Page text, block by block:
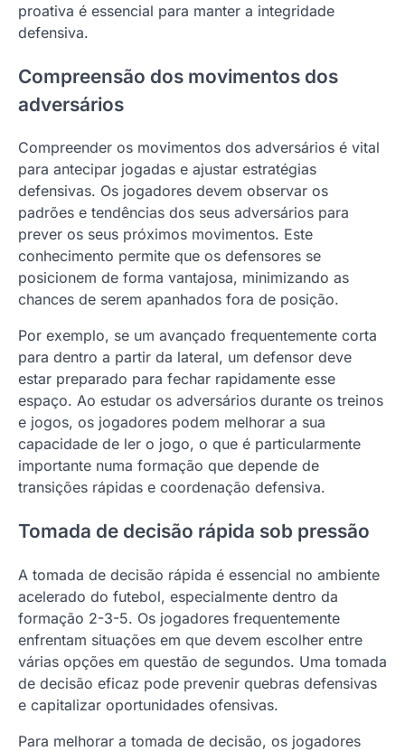
proativa é essencial para manter a integridade
defensiva.
Compreensão dos movimentos dos
adversários
Compreender os movimentos dos adversários é vital
para antecipar jogadas e ajustar estratégias
defensivas. Os jogadores devem observar os
padrões e tendências dos seus adversários para
prever os seus próximos movimentos. Este
conhecimento permite que os defensores se
posicionem de forma vantajosa, minimizando as
chances de serem apanhados fora de posição.
Por exemplo, se um avançado frequentemente corta
para dentro a partir da lateral, um defensor deve
estar preparado para fechar rapidamente esse
espaço. Ao estudar os adversários durante os treinos
e jogos, os jogadores podem melhorar a sua
capacidade de ler o jogo, o que é particularmente
importante numa formação que depende de
transições rápidas e coordenação defensiva.
Tomada de decisão rápida sob pressão
A tomada de decisão rápida é essencial no ambiente
acelerado do futebol, especialmente dentro da
formação 2-3-5. Os jogadores frequentemente
enfrentam situações em que devem escolher entre
várias opções em questão de segundos. Uma tomada
de decisão eficaz pode prevenir quebras defensivas
e capitalizar oportunidades ofensivas.
Para melhorar a tomada de decisão, os jogadores